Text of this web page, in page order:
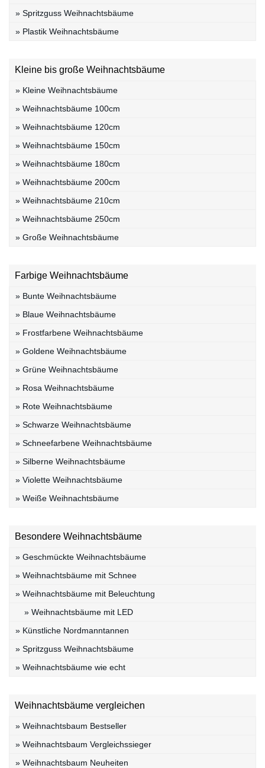
» Spritzguss Weihnachtsbäume
» Plastik Weihnachtsbäume
Kleine bis große Weihnachtsbäume
» Kleine Weihnachtsbäume
» Weihnachtsbäume 100cm
» Weihnachtsbäume 120cm
» Weihnachtsbäume 150cm
» Weihnachtsbäume 180cm
» Weihnachtsbäume 200cm
» Weihnachtsbäume 210cm
» Weihnachtsbäume 250cm
» Große Weihnachtsbäume
Farbige Weihnachtsbäume
» Bunte Weihnachtsbäume
» Blaue Weihnachtsbäume
» Frostfarbene Weihnachtsbäume
» Goldene Weihnachtsbäume
» Grüne Weihnachtsbäume
» Rosa Weihnachtsbäume
» Rote Weihnachtsbäume
» Schwarze Weihnachtsbäume
» Schneefarbene Weihnachtsbäume
» Silberne Weihnachtsbäume
» Violette Weihnachtsbäume
» Weiße Weihnachtsbäume
Besondere Weihnachtsbäume
» Geschmückte Weihnachtsbäume
» Weihnachtsbäume mit Schnee
» Weihnachtsbäume mit Beleuchtung
» Weihnachtsbäume mit LED
» Künstliche Nordmanntannen
» Spritzguss Weihnachtsbäume
» Weihnachtsbäume wie echt
Weihnachtsbäume vergleichen
» Weihnachtsbaum Bestseller
» Weihnachtsbaum Vergleichssieger
» Weihnachtsbaum Neuheiten